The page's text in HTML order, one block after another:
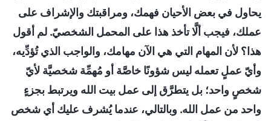
يحاول في بعض الأحيان فهمك، ومراقبتك والإشراف على
عملك، فيجب ألَّا تأخذ هذا على المحمل الشخصيّ. لم أقول
هذا؟ لأن المهام التي هي الآن مهامك، والواجب الذي تُؤدِّيه،
وأيّ عملٍ تعمله ليس شؤونًا خاصَّة أو مُهمِّة شخصيَّة لأيّ
شخصٍ واحد؛ بل يتطرَّق إلى عمل بيت الله ويرتبط بجزءٍ
واحد من عمل الله. وبالتالي، عندما يُشرف عليك أي شخص